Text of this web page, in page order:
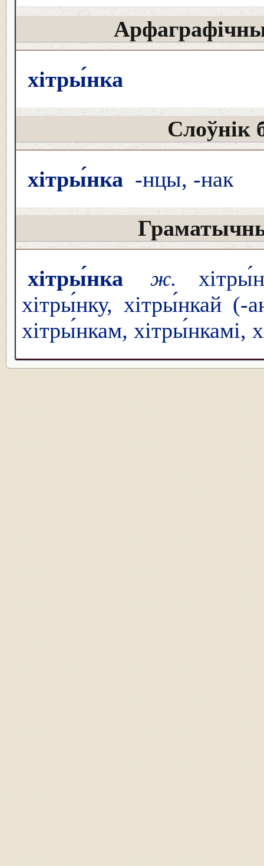
хітры́нка
Слоўнік
хітры́нка -нцы, -нак
хітры́нка ж.
хітры́нку, хітры́нкай
хітры́нкам, хітры́нкамі,